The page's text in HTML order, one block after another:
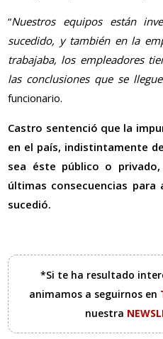
“Nuestros equipos están
sucedido, y también en la
trabajaba, los empleadores
las conclusiones que se
funcionario.
Castro sentenció que la
en el país, indistintamente
sea éste público o
últimas consecuencias
sucedió.
*Si te ha resultado
animamos a seguirnos en
nuestra